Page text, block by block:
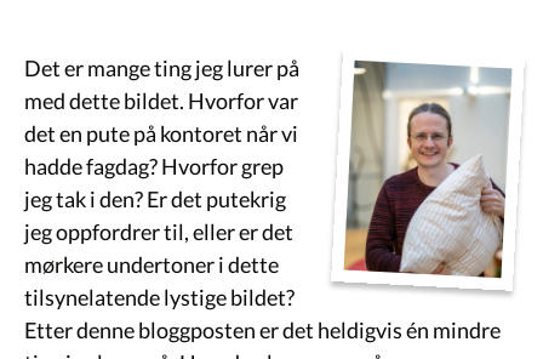
Det er mange ting jeg lurer på
med dette bildet. Hvorfor var
det en pute på kontoret når vi
hadde fagdag? Hvorfor grep
jeg tak i den? Er det putekrig
jeg oppfordrer til, eller er det
mørkere undertoner i dette
tilsynelatende lystige bildet?
Etter denne bloggposten er det heldigvis én mindre